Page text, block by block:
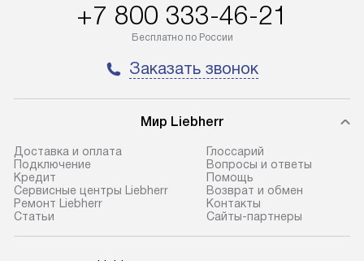
+7 800 333-46-21
Бесплатно по России
Заказать звонок
Мир Liebherr
Доставка и оплата
Подключение
Кредит
Сервисные центры Liebherr
Ремонт Liebherr
Cтатьи
Глоссарий
Вопросы и ответы
Помощь
Возврат и обмен
Контакты
Сайты-партнеры